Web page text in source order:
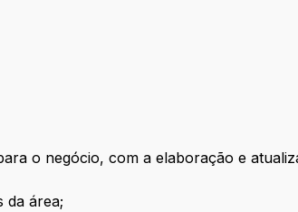
o negócio, com a elaboração e
da área;